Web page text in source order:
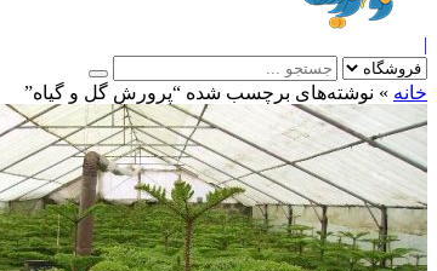
|
خانه » نوشته‌های برچسب شده “پرورش گل و گياه”